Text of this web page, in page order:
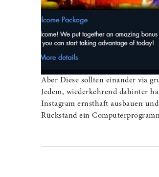
Aber Diese sollten einander via
Jedem, wiederkehrend dahinter
Instagram ernsthaft ausbauen
Rückstand ein